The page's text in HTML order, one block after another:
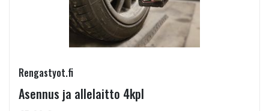
Rengastyot.fi
Asennus ja allelaitto 4kpl